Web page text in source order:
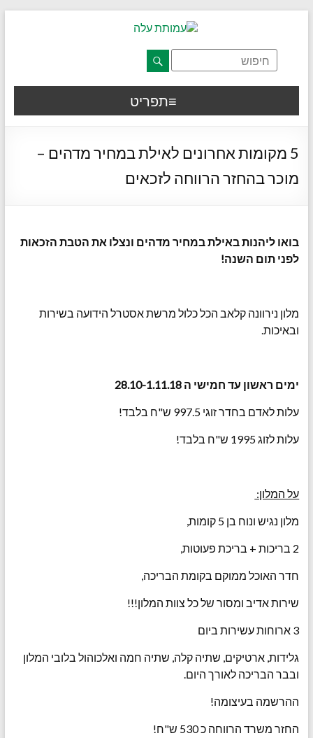
דלג לתוכן רצוי/Skip to content
afsdfas
תפריט
5 מקומות אחרונים לאילת במחיר מדהים –
מוכר בהחזר הרווחה לזכאים
בואו ליהנות באילת במחיר מדהים ונצלו את הטבת הזכאות
לפני תום השנה!
מלון נירוונה קלאב הכל כלול מרשת אסטרל הידועה בשירות
ובאיכות.
ימים ראשון עד חמישי ה 28.10-1.11.18
עלות לאדם בחדר זוגי 997.5 ש"ח בלבד!
עלות לזוג 1995 ש"ח בלבד!
על המלון:
מלון נגיש ונוח בן 5 קומות,
2 בריכות + בריכת פעוטות,
חדר האוכל ממוקם בקומת הבריכה,
שירות אדיב ומסור של כל צוות המלון!!!
3 ארוחות עשירות ביום
גלידות, ארטיקים, שתיה קלה, שתיה חמה ואלכוהול בלובי המלון
ובבר הבריכה לאורך היום.
ההרשמה בעיצומה!
החזר משרד הרווחה כ 530 ש"ח!